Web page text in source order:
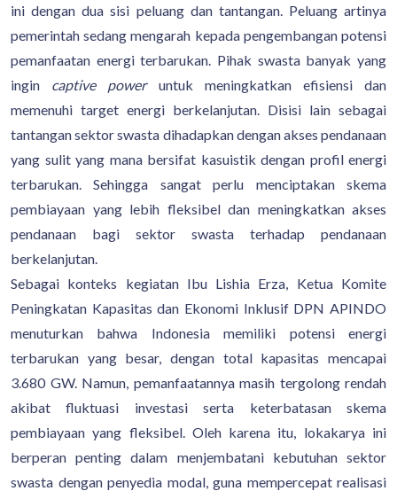
ini dengan dua sisi peluang dan tantangan. Peluang artinya
pemerintah sedang mengarah kepada pengembangan potensi
pemanfaatan energi terbarukan. Pihak swasta banyak yang
ingin captive poweruntuk meningkatkan efisiensi dan
memenuhi target energi berkelanjutan. Disisi lain sebagai
tantangan sektor swasta dihadapkan dengan akses pendanaan
yang sulit yang mana bersifat kasuistik dengan profil energi
terbarukan. Sehingga sangat perlu menciptakan skema
pembiayaan yang lebih fleksibel dan meningkatkan akses
pendanaan bagi sektor swasta terhadap pendanaan
berkelanjutan.
Sebagai konteks kegiatan Ibu Lishia Erza, Ketua Komite
Peningkatan Kapasitas dan Ekonomi Inklusif DPN APINDO
menuturkan bahwa Indonesia memiliki potensi energi
terbarukan yang besar, dengan total kapasitas mencapai
3.680 GW. Namun, pemanfaatannya masih tergolong rendah
akibat fluktuasi investasi serta keterbatasan skema
pembiayaan yang fleksibel. Oleh karena itu, lokakarya ini
berperan penting dalam menjembatani kebutuhan sektor
swasta dengan penyedia modal, guna mempercepat realisasi